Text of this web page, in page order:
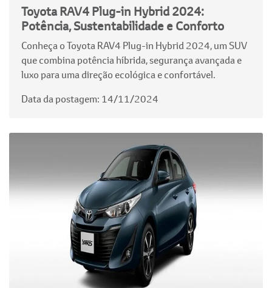
Toyota RAV4 Plug-in Hybrid 2024:
Potência, Sustentabilidade e Conforto
Conheça o Toyota RAV4 Plug-in Hybrid 2024, um SUV
que combina potência híbrida, segurança avançada e
luxo para uma direção ecológica e confortável.
Data da postagem: 14/11/2024